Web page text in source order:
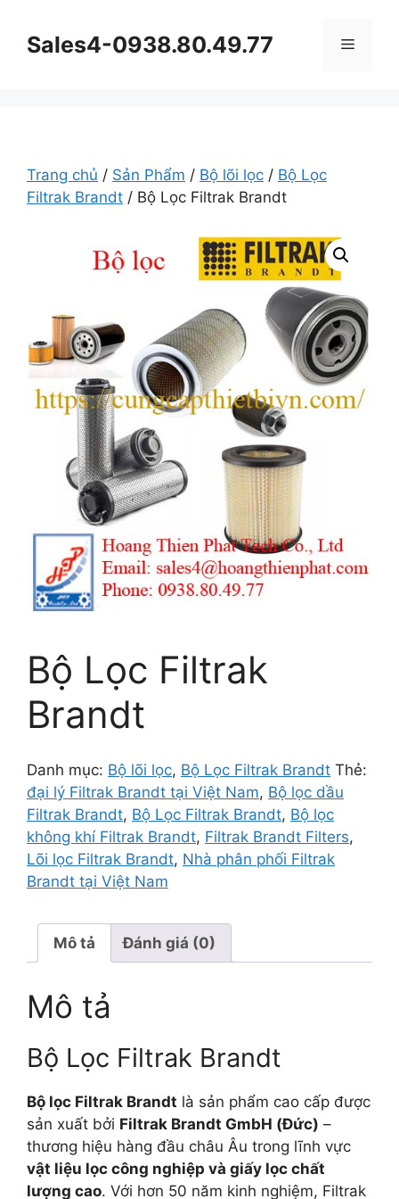
Sales4-0938.80.49.77 Menu
Trang chủ / Sản Phẩm / Bộ lõi lọc / Bộ Lọc
Filtrak Brandt / Bộ Lọc Filtrak Brandt
Bộ Lọc Filtrak
Brandt
Danh mục: Bộ lõi lọc, Bộ Lọc Filtrak Brandt Thẻ:
đại lý Filtrak Brandt tại Việt Nam, Bộ lọc dầu
Filtrak Brandt, Bộ Lọc Filtrak Brandt, Bộ lọc
không khí Filtrak Brandt, Filtrak Brandt Filters,
Lõi lọc Filtrak Brandt, Nhà phân phối Filtrak
Brandt tại Việt Nam
Mô tả Đánh giá (0)
Mô tả
Bộ Lọc Filtrak Brandt
Bộ lọc Filtrak Brandt là sản phẩm cao cấp được
sản xuất bởi Filtrak Brandt GmbH (Đức) –
thương hiệu hàng đầu châu Âu trong lĩnh vực
vật liệu lọc công nghiệp và giấy lọc chất
lượng cao. Với hơn 50 năm kinh nghiệm, Filtrak